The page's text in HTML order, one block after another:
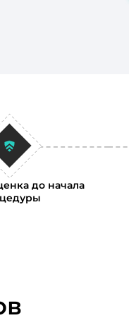
до начала